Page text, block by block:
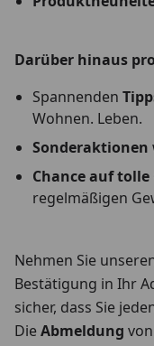
Darüber hinaus
Spannenden
Wohnen. Leben.
Sonderaktionen
Chance auf
regelmäßigen
Nehmen Sie
Bestätigung in Ihr
sicher, dass Sie
DieAbmeldung